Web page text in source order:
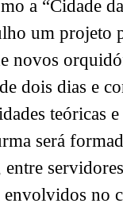
a “Cidade
um projeto
novos
dois dias e
teóricas
será
entre
envolvidos no